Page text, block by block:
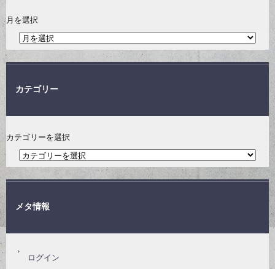
月を選択
カテゴリー
カテゴリーを選択
メタ情報
ログイン